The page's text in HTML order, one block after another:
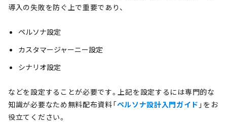
導入の失敗を防ぐ上で重要であり、
ペルソナ設定
カスタマージャーニー設定
シナリオ設定
などを設定することが必要です。上記を設定するには専門的な
知識が必要なため無料配布資料「ペルソナ設計入門ガイド 」をお
役立てください。